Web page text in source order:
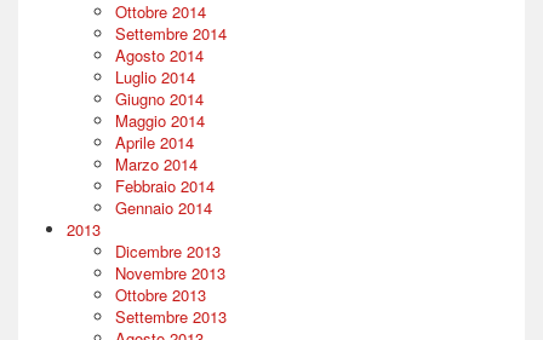
Ottobre 2014
Settembre 2014
Agosto 2014
Luglio 2014
Giugno 2014
Maggio 2014
Aprile 2014
Marzo 2014
Febbraio 2014
Gennaio 2014
2013
Dicembre 2013
Novembre 2013
Ottobre 2013
Settembre 2013